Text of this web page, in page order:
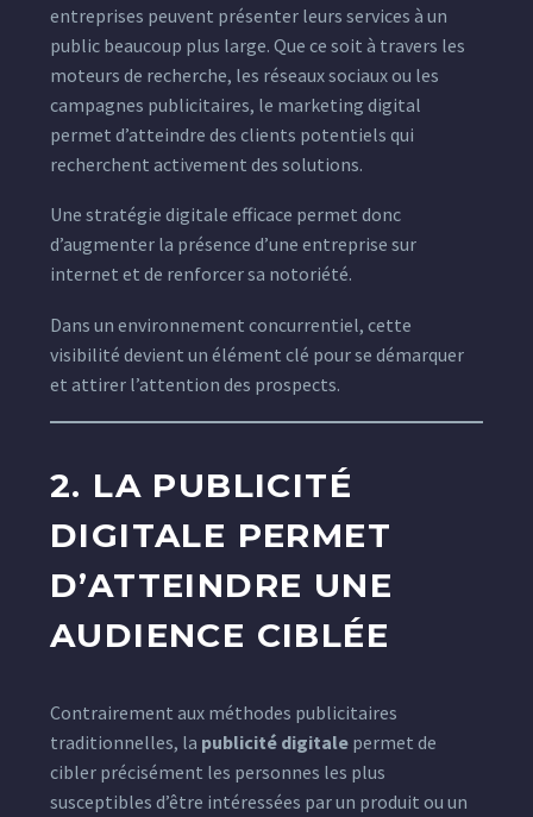
entreprises peuvent présenter leurs services à un
public beaucoup plus large. Que ce soit à travers les
moteurs de recherche, les réseaux sociaux ou les
campagnes publicitaires, le marketing digital
permet d’atteindre des clients potentiels qui
recherchent activement des solutions.
Une stratégie digitale efficace permet donc
d’augmenter la présence d’une entreprise sur
internet et de renforcer sa notoriété.
Dans un environnement concurrentiel, cette
visibilité devient un élément clé pour se démarquer
et attirer l’attention des prospects.
2. LA PUBLICITÉ
DIGITALE PERMET
D’ATTEINDRE UNE
AUDIENCE CIBLÉE
Contrairement aux méthodes publicitaires
traditionnelles, la publicité digitale permet de
cibler précisément les personnes les plus
susceptibles d’être intéressées par un produit ou un